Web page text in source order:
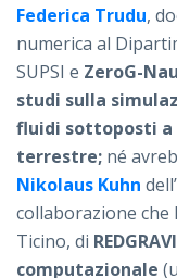
Federica Trudu,
numerica al
SUPSI e ZeroG-
studi sulla
fluidi sottoposti a
terrestre; né
Nikolaus Kuhn
collaborazione
Ticino, di
computazionale